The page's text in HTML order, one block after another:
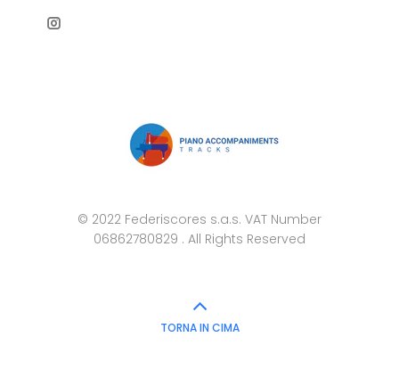
© 2022 Federiscores s.a.s. VAT Number
06862780829 . All Rights Reserved
TORNA IN CIMA